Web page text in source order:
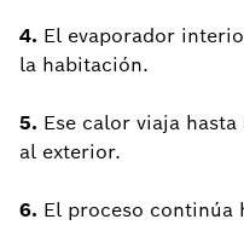
4. El evaporador
la habitación.
5. Ese calor viaja
al exterior.
6. El proceso continúa